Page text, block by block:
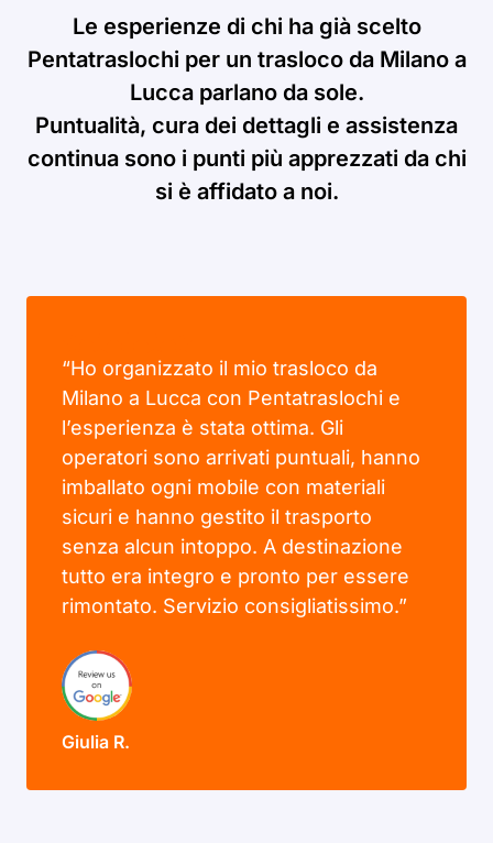
Le esperienze di chi ha già scelto
Pentatraslochi per un trasloco da Milano a
Lucca parlano da sole.
Puntualità, cura dei dettagli e assistenza
continua sono i punti più apprezzati da chi
si è affidato a noi.
“Ho organizzato il mio trasloco da
Milano a Lucca con Pentatraslochi e
l’esperienza è stata ottima. Gli
operatori sono arrivati puntuali, hanno
imballato ogni mobile con materiali
sicuri e hanno gestito il trasporto
senza alcun intoppo. A destinazione
tutto era integro e pronto per essere
rimontato. Servizio consigliatissimo.”
Giulia R.